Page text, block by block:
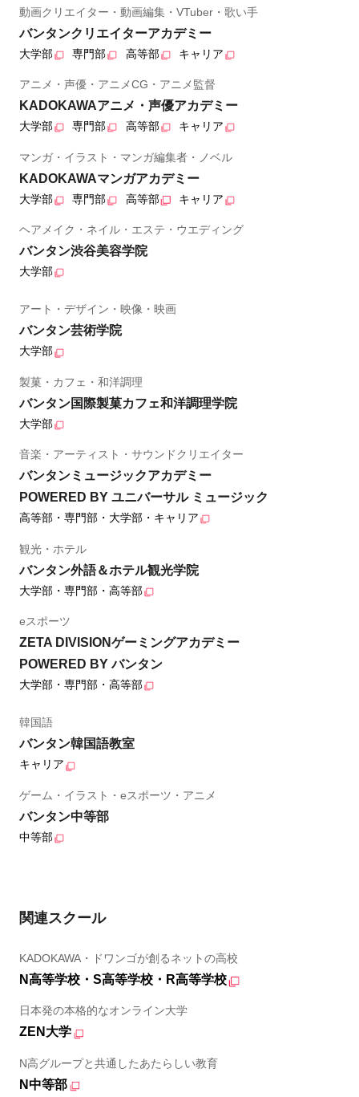
動画クリエイター・動画編集・VTuber・歌い手
バンタンクリエイターアカデミー
大学部 専門部 高等部 キャリア
アニメ・声優・アニメCG・アニメ監督
KADOKAWAアニメ・声優アカデミー
大学部 専門部 高等部 キャリア
マンガ・イラスト・マンガ編集者・ノベル
KADOKAWAマンガアカデミー
大学部 専門部 高等部 キャリア
ヘアメイク・ネイル・エステ・ウエディング
バンタン渋谷美容学院
大学部
アート・デザイン・映像・映画
バンタン芸術学院
大学部
製菓・カフェ・和洋調理
バンタン国際製菓カフェ和洋調理学院
大学部
音楽・アーティスト・サウンドクリエイター
バンタンミュージックアカデミー
POWERED BY ユニバーサル ミュージック
高等部・専門部・大学部・キャリア
観光・ホテル
バンタン外語＆ホテル観光学院
大学部・専門部・高等部
eスポーツ
ZETA DIVISIONゲーミングアカデミー
POWERED BY バンタン
大学部・専門部・高等部
韓国語
バンタン韓国語教室
キャリア
ゲーム・イラスト・eスポーツ・アニメ
バンタン中等部
中等部
関連スクール
KADOKAWA・ドワンゴが創るネットの高校
N高等学校・S高等学校・R高等学校
日本発の本格的なオンライン大学
ZEN大学
N高グループと共通したあたらしい教育
N中等部